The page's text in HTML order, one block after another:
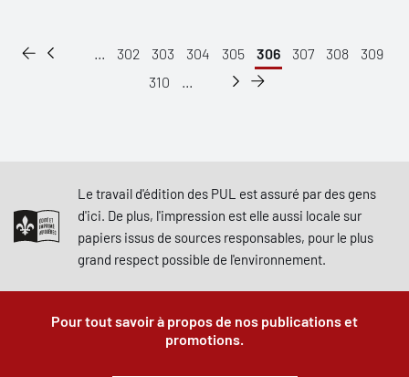
... 302 303 304 305 306 307 308
309
310
...
Le travail d'édition des PUL est assuré par des gens
d'ici. De plus, l'impression est elle aussi locale sur
papiers issus de sources responsables, pour le plus
grand respect possible de l'environnement.
Pour tout savoir à propos de nos publications et
promotions.